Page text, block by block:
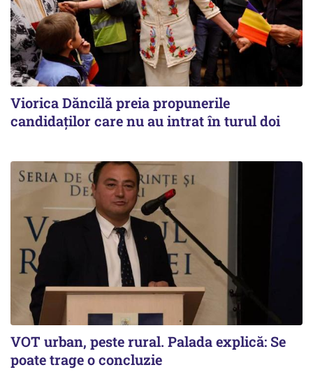
Viorica Dăncilă preia propunerile
candidaților care nu au intrat în turul doi
VOT urban, peste rural. Palada explică: Se
poate trage o concluzie